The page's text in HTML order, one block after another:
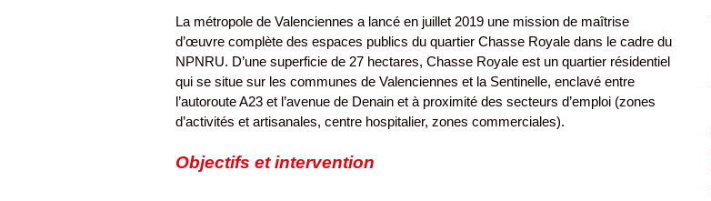
La métropole de Valenciennes a lancé en juillet 2019 une mission de maîtrise
d’œuvre complète des espaces publics du quartier Chasse Royale dans le cadre du
NPNRU. D’une superficie de 27 hectares, Chasse Royale est un quartier résidentiel
qui se situe sur les communes de Valenciennes et la Sentinelle, enclavé entre
l’autoroute A23 et l’avenue de Denain et à proximité des secteurs d’emploi (zones
d’activités et artisanales, centre hospitalier, zones commerciales).
Objectifs et intervention